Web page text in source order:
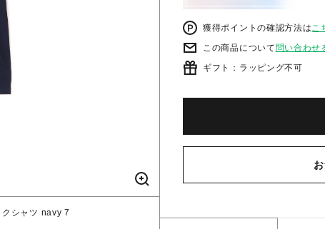
シャツ navy 7
獲得ポイントの確認方法はこ
この商品について 問い合わせ
ギフト：ラッピング不可